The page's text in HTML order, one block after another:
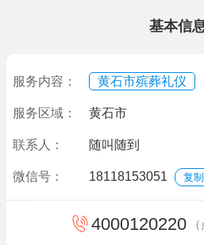
基本信
服务内容： 黄石市殡葬礼仪
服务区域： 黄石市
联系人： 随叫随到
微信号： 18118153051 复
4000120220